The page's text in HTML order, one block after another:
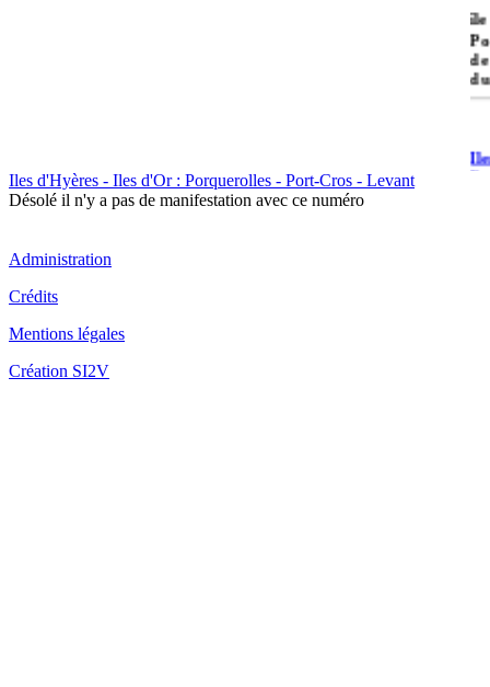
île
Iles d'Hyères - Iles d'Or : Porquerolles - Port-Cros - Levant
Désolé il n'y a pas de manifestation avec ce numéro
Administration
Crédits
Mentions légales
Création SI2V